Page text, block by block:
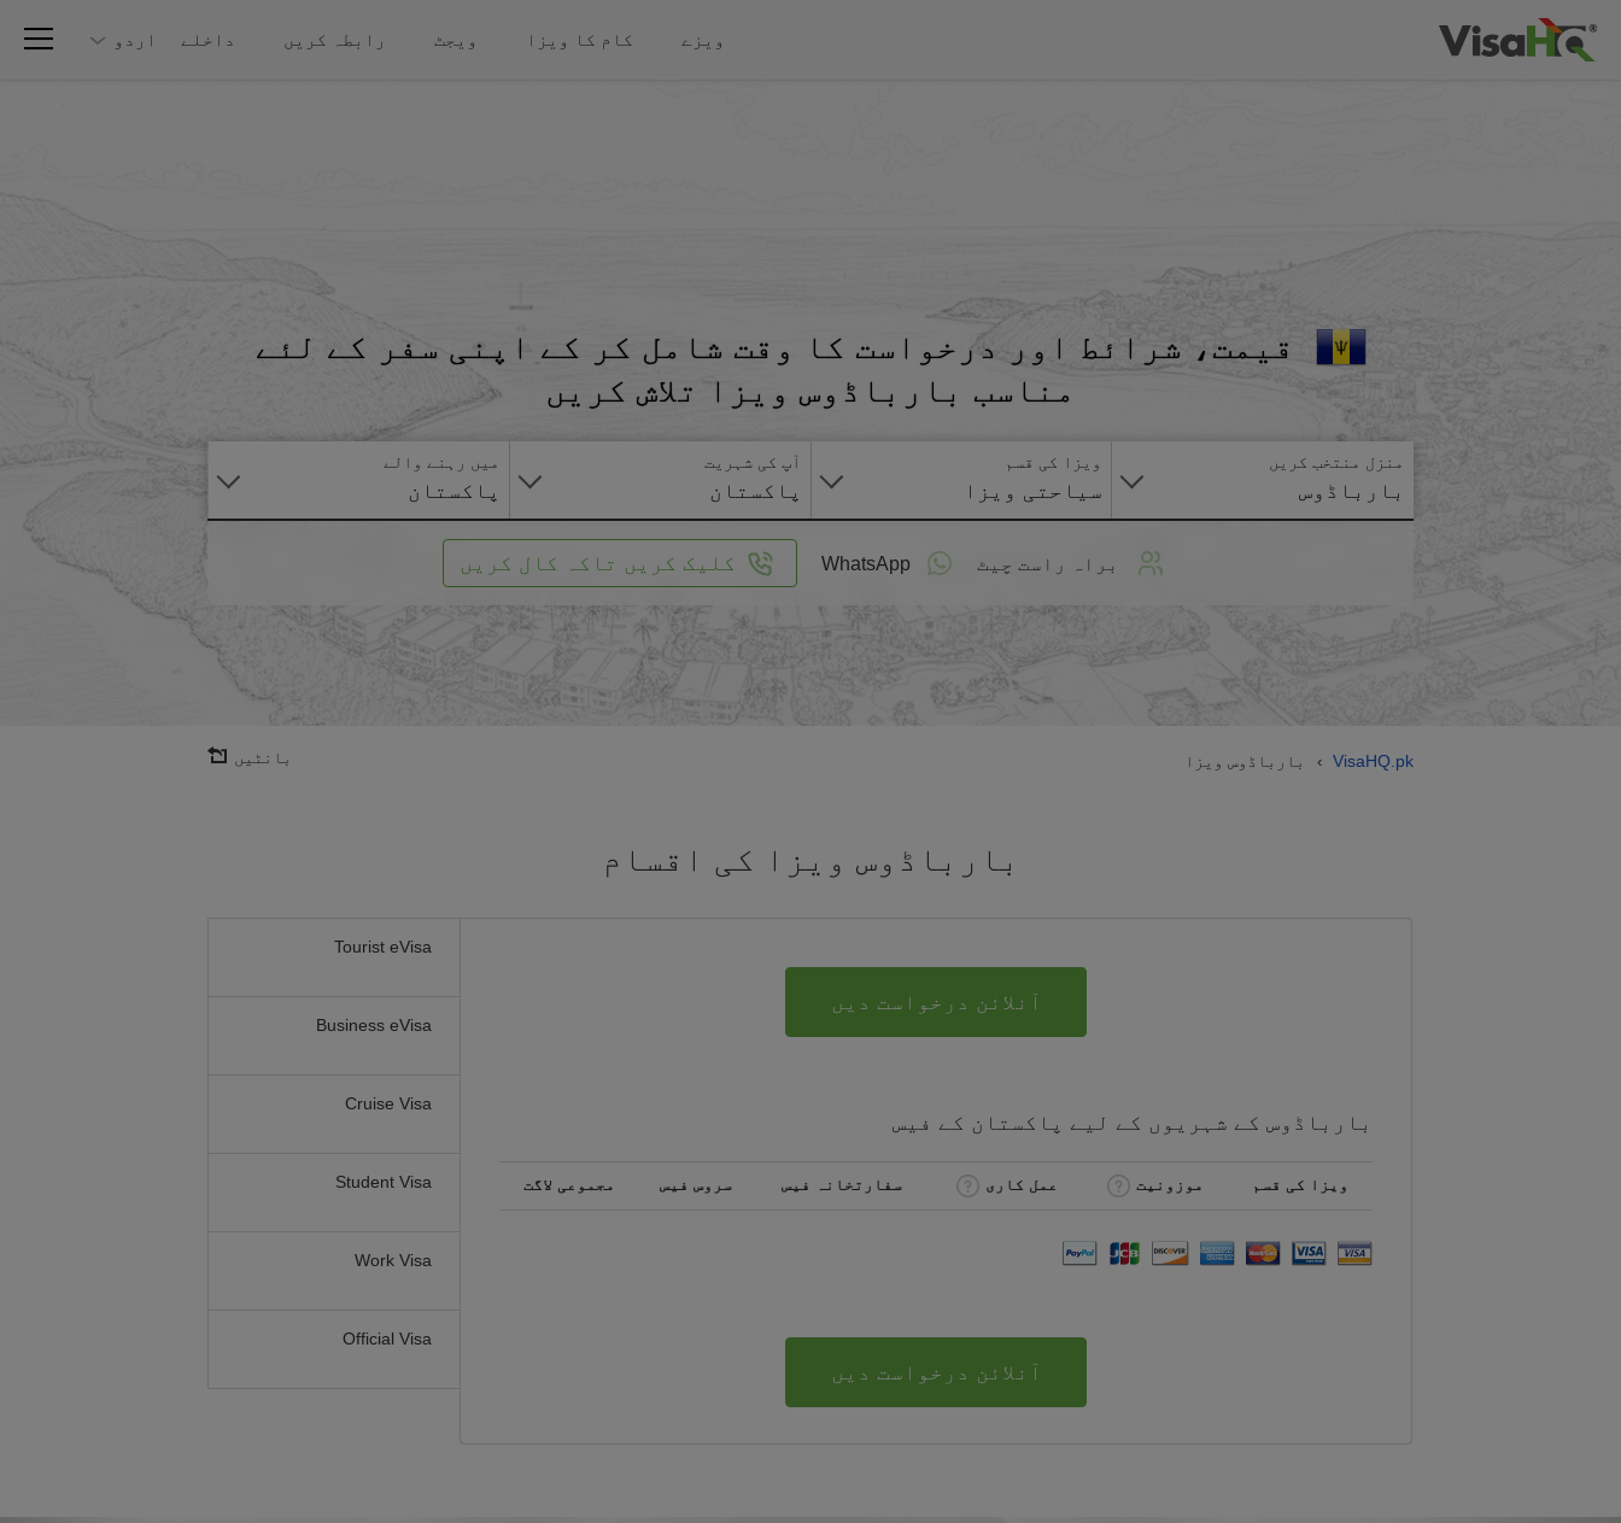
ویزے کام کا ویزا ویجٹ رابطہ کریں داخلے اردو
قیمت، شرائط اور درخواست کا وقت شامل کر کے اپنی سفر کے لئے
مناسب بارباڈوس ویزا تلاش کریں
منزل منتخب کریں
بارباڈوس
ویزا کی قسم
سیاحتی ویزا
آپ کی شہریت
پاکستان
میں رہنے والے
پاکستان
براہ راست چیٹ WhatsApp کلیک کریں تاکہ کال کریں
VisaHQ.pk
› بارباڈوس ویزا بانٹیں
بارباڈوس ویزا کی اقسام
Tourist eVisa
Business eVisa
Cruise Visa
Student Visa
Work Visa
Official Visa
آنلائن درخواست دیں
بارباڈوس کے شہریوں کے لیے پاکستان کے فیس
ویزا کی قسم موزونیت عمل کاری سفارتخانہ فیس سروس فیس مجموعی لاگت
آنلائن درخواست دیں